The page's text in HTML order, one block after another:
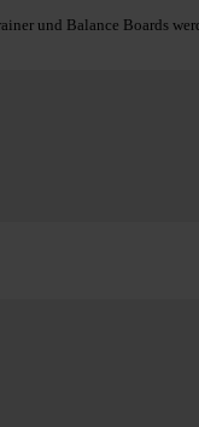
und Balance Boards